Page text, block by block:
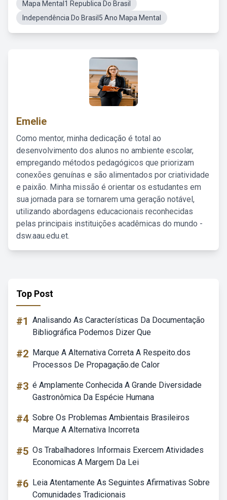
Mapa Mental1 Republica Do Brasil
Independência Do Brasil5 Ano Mapa Mental
Emelie
Como mentor, minha dedicação é total ao
desenvolvimento dos alunos no ambiente escolar,
empregando métodos pedagógicos que priorizam
conexões genuínas e são alimentados por criatividade
e paixão. Minha missão é orientar os estudantes em
sua jornada para se tornarem uma geração notável,
utilizando abordagens educacionais reconhecidas
pelas principais instituições acadêmicas do mundo -
dsw.aau.edu.et.
Top Post
#1 Analisando As Características Da Documentação
Bibliográfica Podemos Dizer Que
#2 Marque A Alternativa Correta A Respeito.dos
Processos De Propagação.de Calor
#3 é Amplamente Conhecida A Grande Diversidade
Gastronômica Da Espécie Humana
#4 Sobre Os Problemas Ambientais Brasileiros
Marque A Alternativa Incorreta
#5 Os Trabalhadores Informais Exercem Atividades
Economicas A Margem Da Lei
#6 Leia Atentamente As Seguintes Afirmativas Sobre
Comunidades Tradicionais